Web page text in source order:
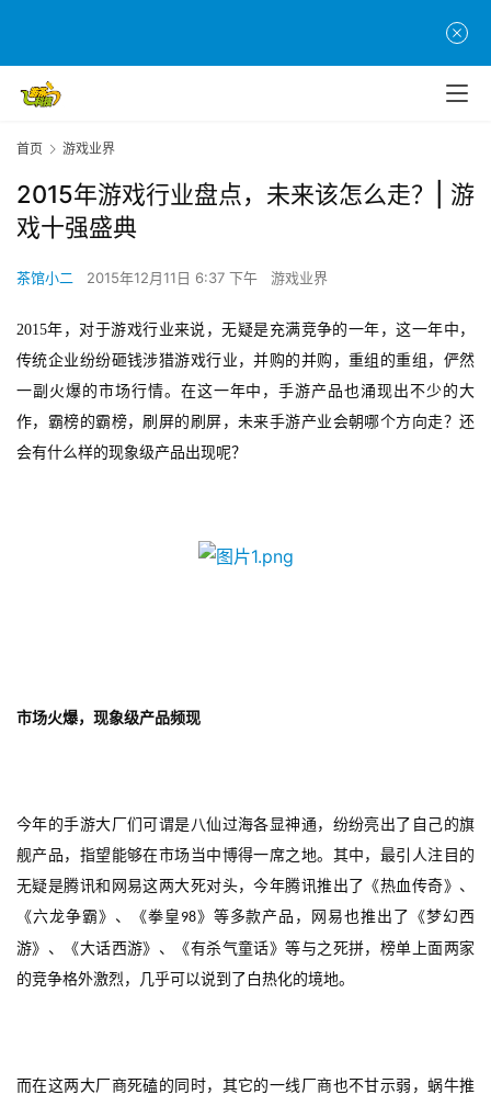
首页 游戏业界
2015年游戏行业盘点，未来该怎么走？| 游
戏十强盛典
茶馆小二 2015年12月11日 6:37 下午 游戏业界
2015年，对于游戏行业来说，无疑是充满竞争的一年，这一年中，
传统企业纷纷砸钱涉猎游戏行业，并购的并购，重组的重组，俨然
一副火爆的市场行情。在这一年中，手游产品也涌现出不少的大
作，霸榜的霸榜，刷屏的刷屏，未来手游产业会朝哪个方向走？还
会有什么样的现象级产品出现呢？
市场火爆，现象级产品频现
今年的手游大厂们可谓是八仙过海各显神通，纷纷亮出了自己的旗
舰产品，指望能够在市场当中博得一席之地。其中，最引人注目的
无疑是腾讯和网易这两大死对头，今年腾讯推出了《热血传奇》、
《六龙争霸》、《拳皇 98》等多款产品，网易也推出了《梦幻西
游》、《大话西游》、《有杀气童话》等与之死拼，榜单上面两家
的竞争格外激烈，几乎可以说到了白热化的境地。
而在这两大厂商死磕的同时，其它的一线厂商也不甘示弱，蜗牛推